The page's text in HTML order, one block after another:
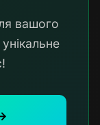
вашого